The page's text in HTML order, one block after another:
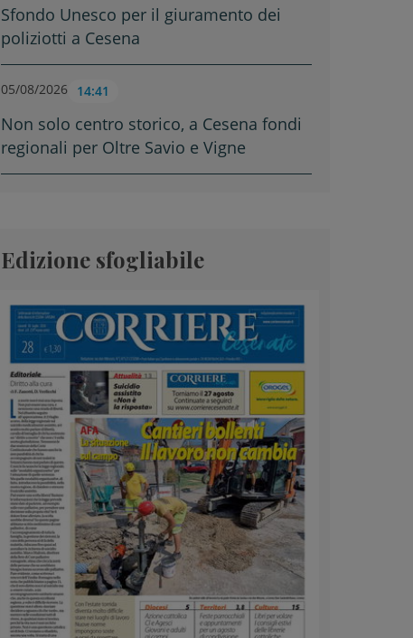
Sfondo Unesco per il giuramento dei
poliziotti a Cesena
05/08/2026 14:41
Non solo centro storico, a Cesena fondi
regionali per Oltre Savio e Vigne
Edizione sfogliabile